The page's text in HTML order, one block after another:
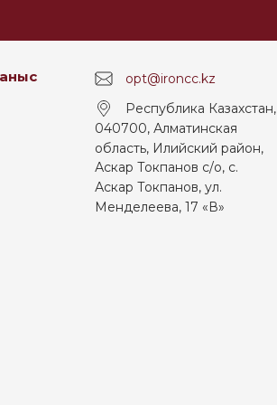
opt@ironcc.kz
Республика Казахстан,
040700, Алматинская
область, Илийский район,
Аскар Токпанов с/о, с.
Аскар Токпанов, ул.
Менделеева, 17 «В»